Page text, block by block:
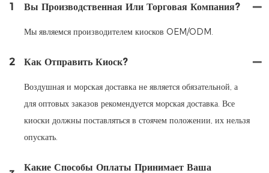
1
Вы Производственная Или Торговая Компания?
Мы являемся производителем киосков OEM/ODM.
2 Как Отправить Киоск?
Воздушная и морская доставка не является обязательной, а
для оптовых заказов рекомендуется морская доставка. Все
киоски должны поставляться в стоячем положении, их нельзя
опускать.
Какие Способы Оплаты Принимает Ваша